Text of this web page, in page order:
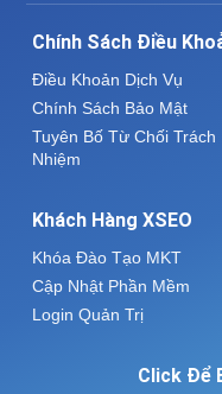
Chính Sách Điều
Điều Khoản Dịch Vụ
Chính Sách Bảo Mật
Tuyên Bố Từ Chối Trách
Nhiệm
Khách Hàng XSEO
Khóa Đào Tạo MKT
Cập Nhật Phần Mềm
Login Quản Trị
Click Để